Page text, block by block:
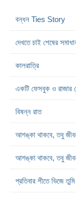
বন্ধন Ties Story
দেখতে চাই শেষের
কালরাত্রি
একটি ফেসবুক ও রাজার
বিষন্ন রাত
আশঙ্কা থাকবে, তবু
আশঙ্কা থাকবে, তবু
প্রতিবার শীতে ভিজে